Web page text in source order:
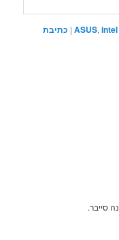
ASUS,
| כתיבת
סייבר.